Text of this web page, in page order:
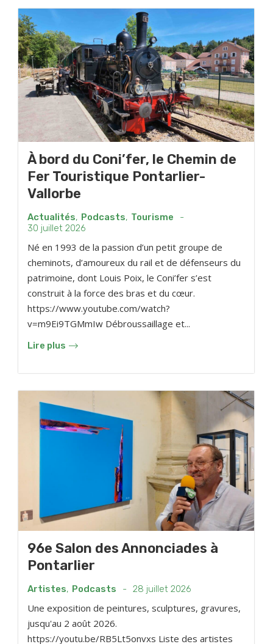
À bord du Coni’fer, le Chemin de
Fer Touristique Pontarlier-
Vallorbe
Actualités, Podcasts, Tourisme
-
30 juillet 2026
Né en 1993 de la passion d’un petit groupe de
cheminots, d’amoureux du rail et de défenseurs du
patrimoine, dont Louis Poix, le Coni’fer s’est
construit à la force des bras et du cœur.
https://www.youtube.com/watch?
v=m9Ei9TGMmIw Débroussaillage et...
Lire plus
96e Salon des Annonciades à
Pontarlier
Artistes, Podcasts - 28 juillet 2026
Une exposition de peintures, sculptures, gravures,
jusqu'au 2 août 2026.
https://youtu.be/RB5Lt5onvxs Liste des artistes